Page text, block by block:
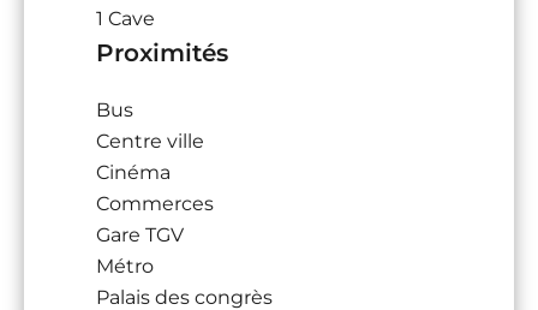
1 Cave
Proximités
Bus
Centre ville
Cinéma
Commerces
Gare TGV
Métro
Palais des congrès